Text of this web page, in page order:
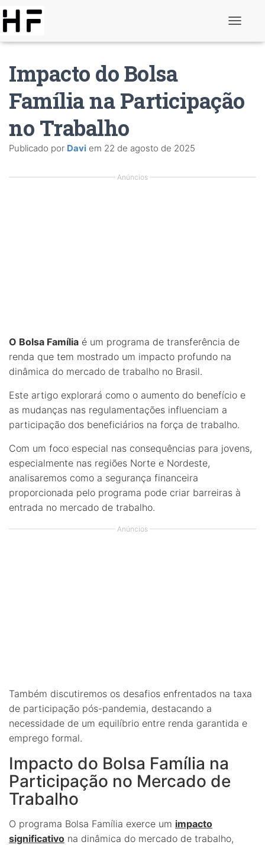
r
d
a
Impacto do Bolsa
Família na Participação
no Trabalho
Publicado por Davi em 22 de agosto de 2025
Anúncios
O Bolsa Família é um programa de transferência de
renda que tem mostrado um impacto profundo na
dinâmica do mercado de trabalho no Brasil.
Este artigo explorará como o aumento do benefício e
as mudanças nas regulamentações influenciam a
participação dos beneficiários na força de trabalho.
Com um foco especial nas consequências para jovens,
especialmente nas regiões Norte e Nordeste,
analisaremos como a segurança financeira
proporcionada pelo programa pode criar barreiras à
entrada no mercado de trabalho.
Anúncios
Também discutiremos os desafios enfrentados na taxa
de participação pós-pandemia, destacando a
necessidade de um equilíbrio entre renda garantida e
emprego formal.
Impacto do Bolsa Família na
Participação no Mercado de
Trabalho
O programa Bolsa Família exerce um impacto
significativo na dinâmica do mercado de trabalho,